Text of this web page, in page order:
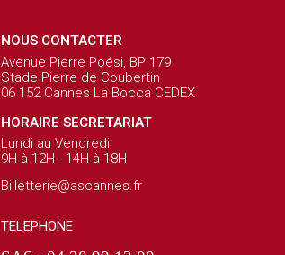
NOUS CONTACTER
Avenue Pierre Poési, BP 179
Stade Pierre de Coubertin
06 152 Cannes La Bocca CEDEX
HORAIRE SECRETARIAT
Lundi au Vendredi
9H à 12H - 14H à 18H
Billetterie@ascannes.fr
TELEPHONE